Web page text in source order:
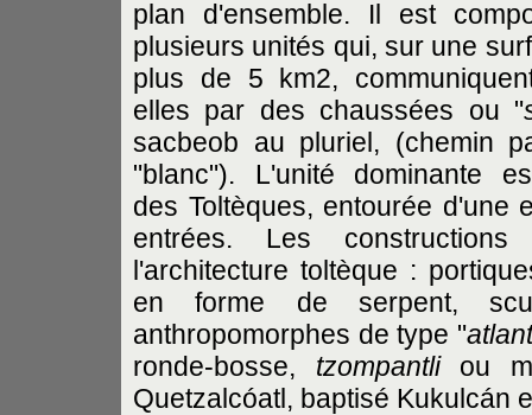
plan d'ensemble. Il est
plusieurs unités qui, sur une
plus de 5 km2,
elles par des chaussées ou "
sacbeob au pluriel, (chemin
"blanc"). L'unité dominante
des Toltèques, entourée d'une
entrées. Les
l'architecture toltèque :
en forme de serpent,
anthropomorphes de type "
ronde-bosse, tzompantliou
Quetzalcóatl, baptisé Kukulcán